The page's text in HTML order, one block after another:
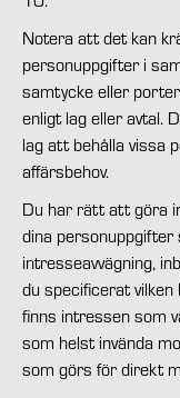
Notera att det kan
personuppgifter i
samtycke eller
enligt lag eller avtal.
lag att behålla vissa
affärsbehov.
Du har rätt att göra
dina personuppgifter
intresseavvägning,
du specificerat
finns intressen som
som helst invända
som görs för direkt